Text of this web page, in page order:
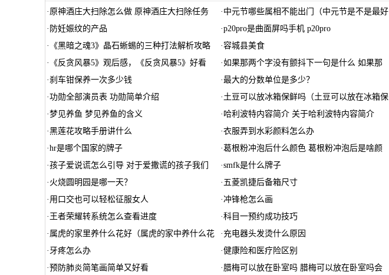
· 原神酒庄大扫除怎么做 原神酒庄大扫除任务 · 中元节哪些属相不能出门（中元节是不是最好
· 防妊娠纹的产品 ·p20pro是曲面屏吗手机 p20pro
· 《黑暗之魂3》晶石蜥蜴的三种打法解析攻略 ·容城县美食
· 《反贪风暴5》观后感，《反贪风暴5》好看 ·如果那两个字没有颤抖下一句是什么 如果那
·刹车钳保养一次多少钱 ·最大的分数单位是多少？
·功勋全部演员表 功勋简单介绍 · 土豆可以放冰箱保鲜吗（土豆可以放在冰箱保
·梦见养鱼 梦见养鱼的含义 · 哈利波特内容简介 关于哈利波特内容简介
·黑莲花攻略手册讲什么 ·衣服弄到水彩颜料怎么办
·hr是哪个国家的牌子 ·葛根粉冲泡后什么颜色 葛根粉冲泡后是啥颜
·孩子爱说谎怎么引导 对于爱撒谎的孩子我们 ·smfk是什么牌子
· 火烧圆明园是哪一天？ · 五菱凯捷后备箱尺寸
· 用口交也可以轻松征服女人 ·冲锋枪怎么画
· 王者荣耀转系统怎么查看进度 ·科目一预约成功技巧
· 属虎的家里养什么花好（属虎的家中养什么花 · 充电器头发烫什么原因
· 牙疼怎么办 ·健康险和医疗险区别
·预防肺炎简笔画简单又好看 · 腊梅可以放在卧室吗 腊梅可以放在卧室吗会